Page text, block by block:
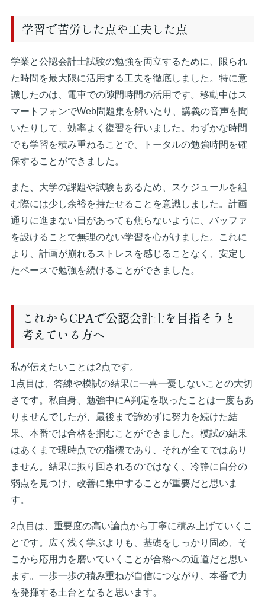
学習で苦労した点や工夫した点
学業と公認会計士試験の勉強を両立するために、限られ
た時間を最大限に活用する工夫を徹底しました。特に意
識したのは、電車での隙間時間の活用です。移動中はス
マートフォンでWeb問題集を解いたり、講義の音声を聞
いたりして、効率よく復習を行いました。わずかな時間
でも学習を積み重ねることで、トータルの勉強時間を確
保することができました。
また、大学の課題や試験もあるため、スケジュールを組
む際には少し余裕を持たせることを意識しました。計画
通りに進まない日があっても焦らないように、バッファ
を設けることで無理のない学習を心がけました。これに
より、計画が崩れるストレスを感じることなく、安定し
たペースで勉強を続けることができました。
これからCPAで公認会計士を目指そうと
考えている方へ
私が伝えたいことは2点です。
1点目は、答練や模試の結果に一喜一憂しないことの大切
さです。私自身、勉強中にA判定を取ったことは一度もあ
りませんでしたが、最後まで諦めずに努力を続けた結
果、本番では合格を掴むことができました。模試の結果
はあくまで現時点での指標であり、それが全てではあり
ません。結果に振り回されるのではなく、冷静に自分の
弱点を見つけ、改善に集中することが重要だと思いま
す。
2点目は、重要度の高い論点から丁寧に積み上げていくこ
とです。広く浅く学ぶよりも、基礎をしっかり固め、そ
こから応用力を磨いていくことが合格への近道だと思い
ます。一歩一歩の積み重ねが自信につながり、本番で力
を発揮する土台となると思います。